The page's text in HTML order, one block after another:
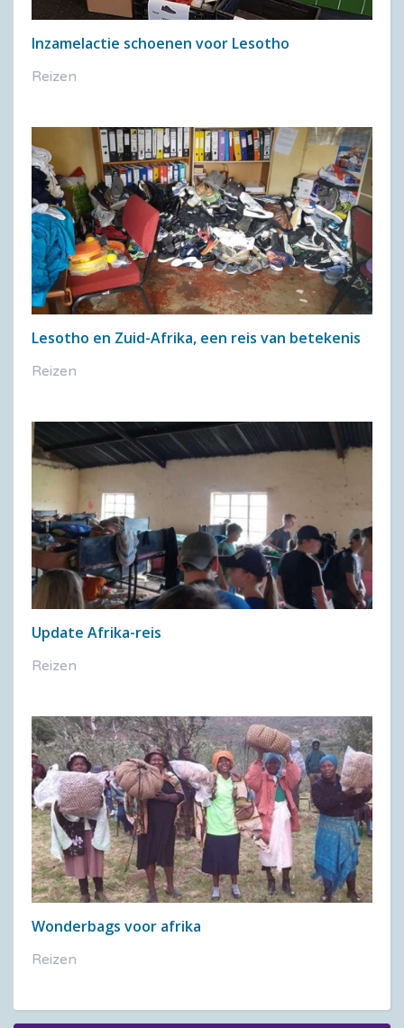
Inzamelactie schoenen voor Lesotho
Reizen
Lesotho en Zuid-Afrika, een reis van betekenis
Reizen
Update Afrika-reis
Reizen
Wonderbags voor afrika
Reizen